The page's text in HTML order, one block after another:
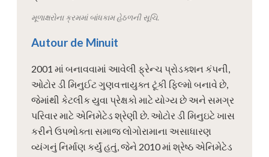
મૂળાક્ષરોના ક્રમમાં બાંધકામ હેઠળની સૂચિ.
Autour de Minuit
2001 માં બનાવવામાં આવેલી ફ્રેન્ચ પ્રોડક્શન કંપની,
ઓટોર ડી મિનુઈટ ગુણવત્તાયુક્ત ટૂંકી ફિલ્મો બનાવે છે,
જેમાંથી કેટલીક યુવા પ્રેક્ષકો માટે યોગ્ય છે અને સમગ્ર
પરિવાર માટે એનિમેટેડ શ્રેણી છે. ઓટોર ડી મિનુઇટે ખાસ
કરીને ઉપભોક્તા સમાજ લોગોરામાના અસાધારણ
વ્યંગનું નિર્માણ કર્યું હતું, જેને 2010 માં શ્રેષ્ઠ એનિમેટેડ